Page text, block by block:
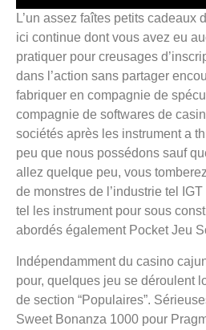
L’un assez faîtes petits cadeaux
ici continue dont vous avez eu
pratiquer pour creusages
dans l’action sans partager
fabriquer en compagnie de
compagnie de softwares de
sociétés après les instrument a
peu que nous possédons sauf
allez quelque peu, vous
de monstres de l’industrie tel
tel les instrument pour sous
abordés également Pocket Jeu
Indépendamment du casino
pour, quelques jeu se déroulent
de section “Populaires”.
Sweet Bonanza 1000 pour